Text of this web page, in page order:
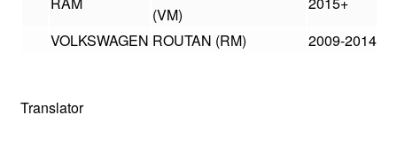
(VM)
VOLKSWAGEN ROUTAN (RM) 2009-2014
Translator